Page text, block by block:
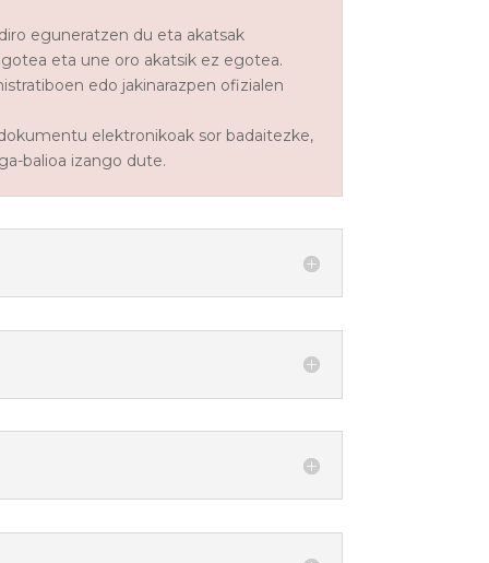
eguneratzen du eta akatsak
eta une oro akatsik ez egotea.
edo jakinarazpen ofizialen
elektronikoak sor badaitezke,
balioa izango dute.